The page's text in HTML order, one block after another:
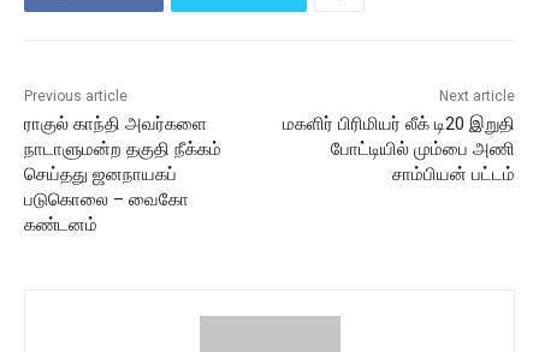
Previous article
ராகுல் காந்தி அவர்களை
நாடாளுமன்ற தகுதி நீக்கம்
செய்தது ஜனநாயகப்
படுகொலை – வைகோ
கண்டனம்
Next article
மகளிர் பிரிமியர் லீக் டி20 இறுதி
போட்டியில் மும்பை அணி
சாம்பியன் பட்டம்